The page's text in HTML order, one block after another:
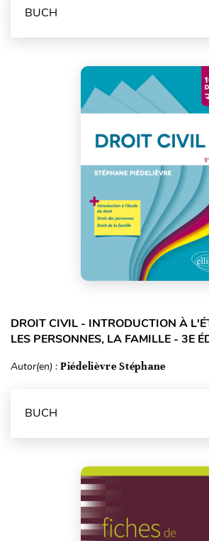
BUCH
DROIT CIVIL - INTRODUCTION À
LES PERSONNES, LA FAMILLE - 3E
Autor(en) : Piédelièvre Stéphane
BUCH